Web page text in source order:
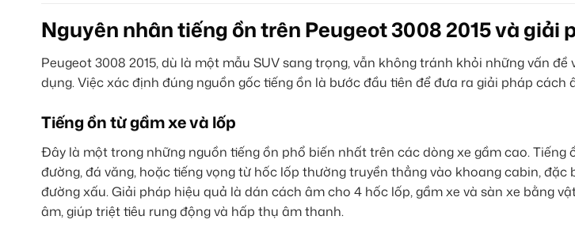
Nguyên nhân tiếng ồn trên Peugeot 3008 2015 và giải
Peugeot 3008 2015, dù là một mẫu SUV sang trọng, vẫn không tránh khỏi những vấn
dụng. Việc xác định đúng nguồn gốc tiếng ồn là bước đầu tiên để đưa ra giải pháp cách
Tiếng ồn từ gầm xe và lốp
Đây là một trong những nguồn tiếng ồn phổ biến nhất trên các dòng xe gầm cao. Tiếng
đường, đá văng, hoặc tiếng vọng từ hốc lốp thường truyền thẳng vào khoang cabin,
đường xấu. Giải pháp hiệu quả là dán cách âm cho 4 hốc lốp, gầm xe và sàn xe bằng
âm, giúp triệt tiêu rung động và hấp thụ âm thanh.